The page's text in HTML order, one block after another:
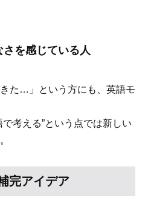
を感じている人
きた…」という方にも、英語モ
考える”という点では新しい
完アイデア